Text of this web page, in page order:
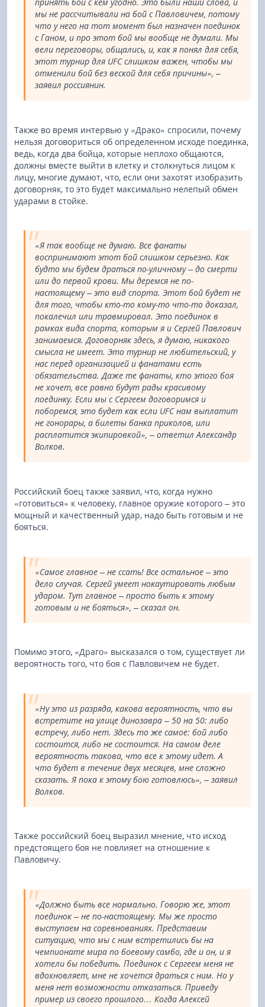
мы не рассчитывали на бой с Павловичем, потому
что у него на тот момент был назначен поединок
с Ганом, и про этот бой мы вообще не думали. Мы
вели переговоры, общались, и, как я понял для себя,
этот турнир для UFC слишком важен, чтобы мы
отменили бой без веской для себя причины», –
заявил россиянин.
Также во время интервью у «Драко» спросили, почему
нельзя договориться об определенном исходе поединка,
ведь, когда два бойца, которые неплохо общаются,
должны вместе выйти в клетку и столкнуться лицом к
лицу, многие думают, что, если они захотят изобразить
договорняк, то это будет максимально нелепый обмен
ударами в стойке.
«Я так вообще не думаю. Все фанаты
воспринимают этот бой слишком серьезно. Как
будто мы будем драться по-уличному – до смерти
или до первой крови. Мы деремся не по-
настоящему – это вид спорта. Этот бой будет не
для того, чтобы кто-то кому-то что-то доказал,
покалечил или травмировал. Это поединок в
рамках вида спорта, которым я и Сергей Павлович
занимаемся. Договорняк здесь, я думаю, никакого
смысла не имеет. Это турнир не любительский, у
нас перед организацией и фанатами есть
обязательства. Даже те фанаты, кто этого боя
не хочет, все равно будут рады красивому
поединку. Если мы с Сергеем договоримся и
поборемся, это будет как если UFC нам выплатит
не гонорары, а билеты банка приколов, или
расплатится экипировкой», – ответил Александр
Волков.
Российский боец также заявил, что, когда нужно
«готовиться» к человеку, главное оружие которого – это
мощный и качественный удар, надо быть готовым и не
бояться.
«Самое главное – не ссать! Все остальное – это
дело случая. Сергей умеет нокаутировать любым
ударом. Тут главное – просто быть к этому
готовым и не бояться», – сказал он.
Помимо этого, «Драго» высказался о том, существует ли
вероятность того, что боя с Павловичем не будет.
«Ну это из разряда, какова вероятность, что вы
встретите на улице динозавра – 50 на 50: либо
встречу, либо нет. Здесь то же самое: бой либо
состоится, либо не состоится. На самом деле
вероятность такова, что все к этому идет. А
что будет в течение двух месяцев, мне сложно
сказать. Я пока к этому бою готовлюсь», – заявил
Волков.
Также российский боец выразил мнение, что исход
предстоящего боя не повлияет на отношение к
Павловичу.
«Должно быть все нормально. Говорю же, этот
поединок – не по-настоящему. Мы же просто
выступаем на соревнованиях. Представим
ситуацию, что мы с ним встретились бы на
чемпионате мира по боевому самбо, где и он, и я
хотели бы победить. Поединок с Сергеем меня не
вдохновляет, мне не хочется драться с ним. Но у
меня нет возможности отказаться. Приведу
пример из своего прошлого… Когда Алексей